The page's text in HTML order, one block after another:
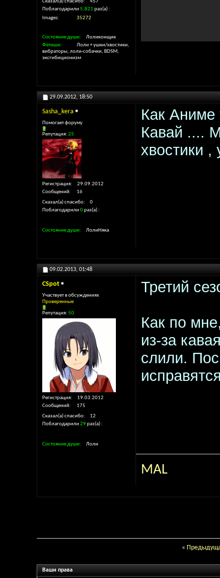
Сказал(а) спасибо
457
Поблагодарили5,821 раз(а)
Images
35272
Состояние души
Лоликонщик
Фетиши
Лоли + ушки/хвостики,
вибраторы, лоли-собачки, BDSM,
эксгибиционизм
29.09.2012, 18:50
Sasha_kera
Помогает форуму
Репутация: 25
Регистрация
29.09.2012
Сообщений
16
Сказал(а) спасибо
0
Поблагодарили0раз(а)
Состояние души ЛолиНяка
Как Аниме
Кавай ....
хвостики
09.02.2013, 01:48
CSpot
Участвует в обсуждениях
Проверенные
Репутация: 50
Регистрация
19.03.2012
Сообщений
175
Сказал(а) спасибо
12
Поблагодарили29раз(а)
Состояние души Лоли
Третий
Как по
из-за
слили.
MAL
«
Ваши права